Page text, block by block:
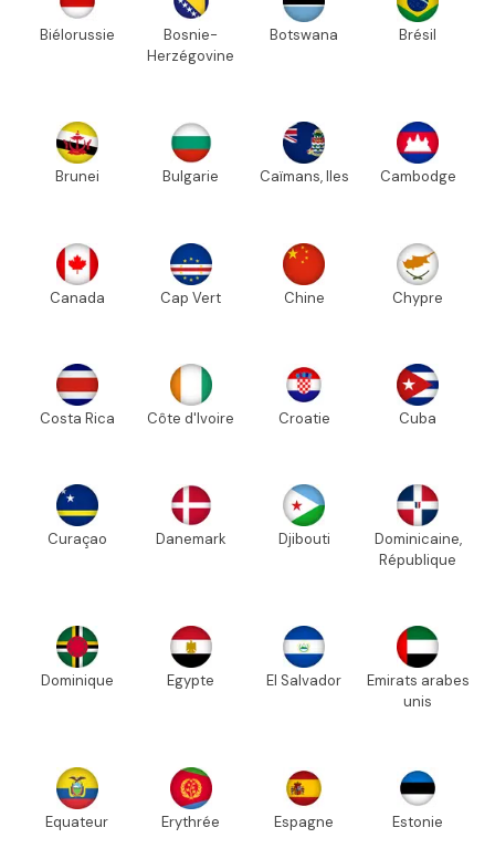
Biélorussie
Bosnie-
Herzégovine
Botswana Brésil
Brunei Bulgarie Caïmans, Iles Cambodge
Canada Cap Vert Chine Chypre
Costa Rica Côte d'Ivoire Croatie Cuba
Curaçao Danemark Djibouti
Dominicaine,
République
Dominique Egypte El Salvador
Emirats arabes
unis
Equateur Erythrée Espagne Estonie